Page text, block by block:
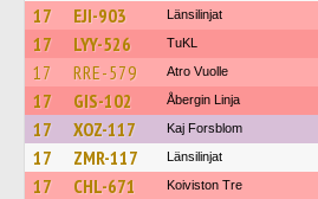
17 EJI-903 Länsilinjat
17 LYY-526 TuKL
17 RRE-579 Atro Vuolle
17 GIS-102 Åbergin Linja
17 XOZ-117 Kaj Forsblom
17 ZMR-117 Länsilinjat
17 CHL-671 Koiviston Tre